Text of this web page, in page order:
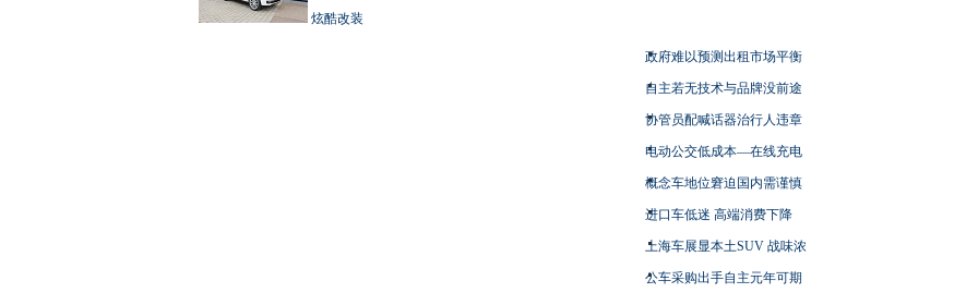
炫酷改装
政府难以预测出租市场平衡
自主若无技术与品牌没前途
协管员配喊话器治行人违章
电动公交低成本—在线充电
概念车地位窘迫国内需谨慎
进口车低迷 高端消费下降
上海车展显本土SUV 战味浓
公车采购出手自主元年可期